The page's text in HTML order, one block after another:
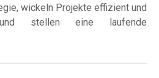
wickeln Projekte effizient und
stellen eine laufende